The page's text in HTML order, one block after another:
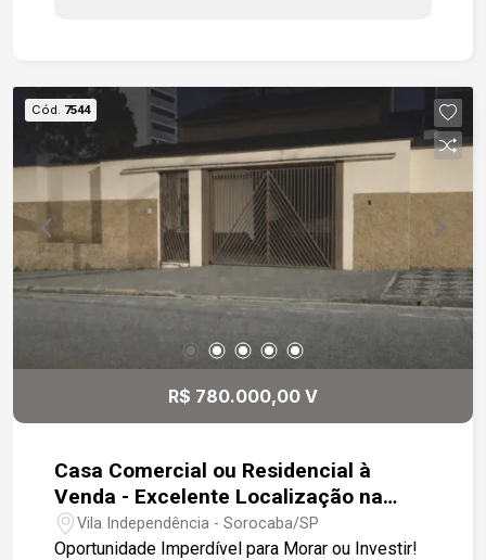
Portão automático Um imóvel ideal para quem
busca conforto, funcionalidade e uma excelente
localização.
Cód. 7544
R$ 780.000,00 V
Casa Comercial ou Residencial à
Venda - Excelente Localização na
Zona Leste, próximo ao Colégio
Salesiano.
Vila Independência - Sorocaba/SP
Oportunidade Imperdível para Morar ou Investir!